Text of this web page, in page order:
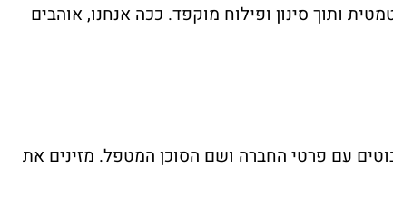
ותוך סינון ופילוח מוקפד. ככה אנחנו, אוהבים
עם פרטי החברה ושם הסוכן המטפל. מזינים את